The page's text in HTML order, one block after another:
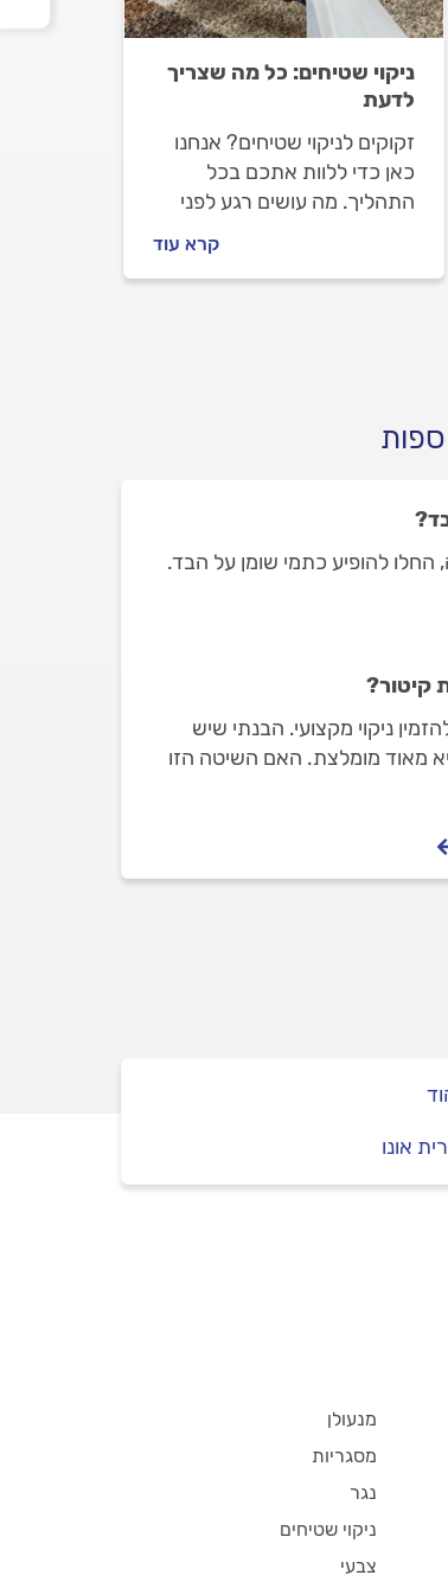
ניקוי שטיחים: כל מה שצריך
לדעת
זקוקים לניקוי שטיחים? אנחנו
כאן כדי ללוות אתכם בכל
התהליך. מה עושים רגע לפני
העבודה וכמה יעלה ניקוי
קרא עוד
ספות
ולאחרונה, החלו להופיע כתמי שומן על הבד.
קיטור?
ניקוי מקצועי. הבנתי שיש
מאוד מומלצת. האם השיטה הזו
אונו
מנעולן
מסגריות
נגר
ניקוי שטיחים
צבעי